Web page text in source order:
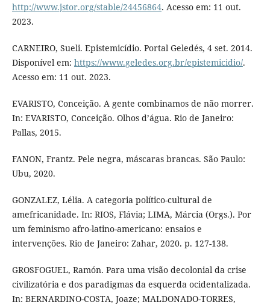
http://www.jstor.org/stable/24456864. Acesso em: 11 out.
2023.
CARNEIRO, Sueli. Epistemicídio. Portal Geledés, 4 set. 2014.
Disponível em: https://www.geledes.org.br/epistemicidio/.
Acesso em: 11 out. 2023.
EVARISTO, Conceição. A gente combinamos de não morrer.
In: EVARISTO, Conceição. Olhos d’água. Rio de Janeiro:
Pallas, 2015.
FANON, Frantz. Pele negra, máscaras brancas. São Paulo:
Ubu, 2020.
GONZALEZ, Lélia. A categoria político-cultural de
amefricanidade. In: RIOS, Flávia; LIMA, Márcia (Orgs.). Por
um feminismo afro-latino-americano: ensaios e
intervenções. Rio de Janeiro: Zahar, 2020. p. 127-138.
GROSFOGUEL, Ramón. Para uma visão decolonial da crise
civilizatória e dos paradigmas da esquerda ocidentalizada.
In: BERNARDINO-COSTA, Joaze; MALDONADO-TORRES,